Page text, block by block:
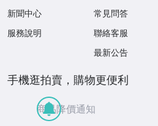
新聞中心
服務說明
常見問答
聯絡客服
最新公告
手機逛拍賣，購物更便利
商品降價通知